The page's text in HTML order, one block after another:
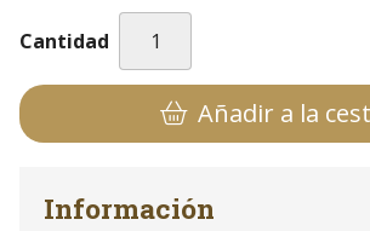
Cantidad
Añadir a la
Información